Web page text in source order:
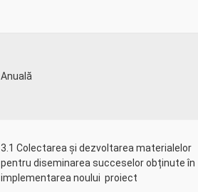
Anuală
3.1 Colectarea și dezvoltarea materialelor
pentru diseminarea succeselor obținute în
implementarea noului proiect